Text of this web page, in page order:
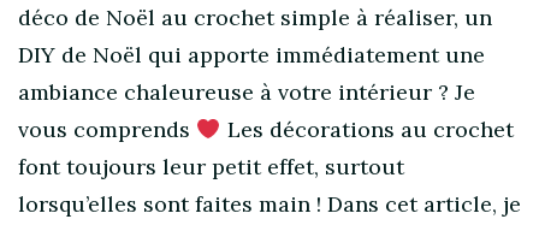
déco de Noël au crochet simple à réaliser, un
DIY de Noël qui apporte immédiatement une
ambiance chaleureuse à votre intérieur ? Je
vous comprends
Les décorations au crochet
font toujours leur petit effet, surtout
lorsqu’elles sont faites main ! Dans cet article, je